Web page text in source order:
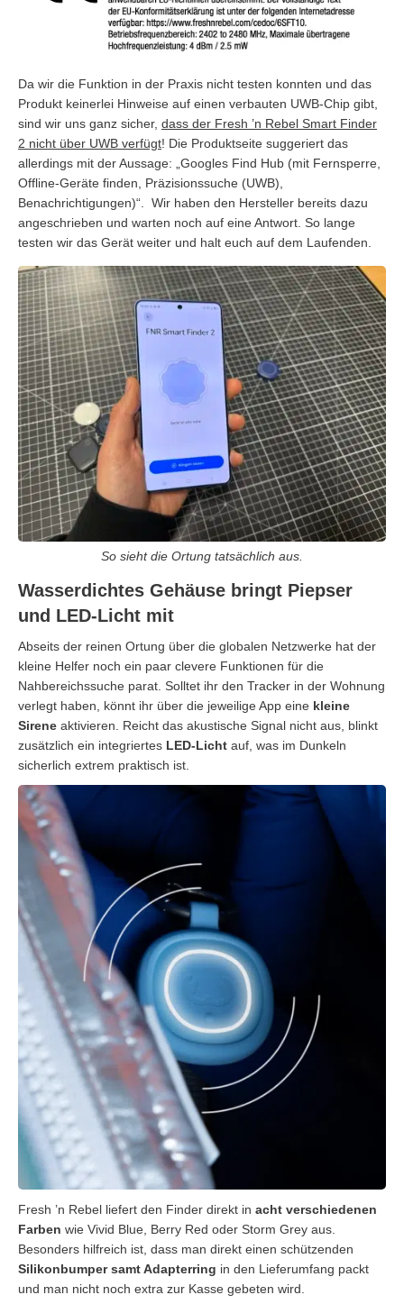
Da wir die Funktion in der Praxis nicht testen konnten und das
Produkt keinerlei Hinweise auf einen verbauten UWB-Chip gibt,
sind wir uns ganz sicher, dass der Fresh ’n Rebel Smart Finder
2 nicht über UWB verfügt! Die Produktseite suggeriert das
allerdings mit der Aussage: „Googles Find Hub (mit Fernsperre,
Offline-Geräte finden, Präzisionssuche (UWB),
Benachrichtigungen)“. Wir haben den Hersteller bereits dazu
angeschrieben und warten noch auf eine Antwort. So lange
testen wir das Gerät weiter und halt euch auf dem Laufenden.
So sieht die Ortung tatsächlich aus.
Wasserdichtes Gehäuse bringt Piepser
und LED-Licht mit
Abseits der reinen Ortung über die globalen Netzwerke hat der
kleine Helfer noch ein paar clevere Funktionen für die
Nahbereichssuche parat. Solltet ihr den Tracker in der Wohnung
verlegt haben, könnt ihr über die jeweilige App eine kleine
Sirene aktivieren. Reicht das akustische Signal nicht aus, blinkt
zusätzlich ein integriertes LED-Licht auf, was im Dunkeln
sicherlich extrem praktisch ist.
Fresh ’n Rebel liefert den Finder direkt in acht verschiedenen
Farben wie Vivid Blue, Berry Red oder Storm Grey aus.
Besonders hilfreich ist, dass man direkt einen schützenden
Silikonbumper samt Adapterring in den Lieferumfang packt
und man nicht noch extra zur Kasse gebeten wird.